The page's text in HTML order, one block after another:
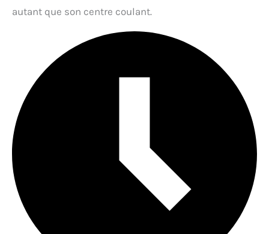
autant que son centre coulant.